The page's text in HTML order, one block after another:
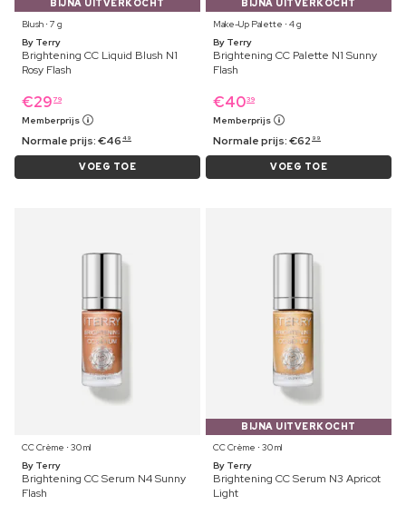
BIJNA UITVERKOCHT
Blush ⋅ 7 g
By Terry
Brightening CC Liquid Blush N1
Rosy Flash
€29 79
Memberprijs
Normale prijs:€46 49
VOEG TOE
BIJNA UITVERKOCHT
Make-Up Palette ⋅ 4 g
By Terry
Brightening CC Palette N1 Sunny
Flash
€4039
Memberprijs
Normale prijs:€62 99
VOEG TOE
CC Crème ⋅ 30 ml
By Terry
Brightening CC Serum N4 Sunny
Flash
BIJNA UITVERKOCHT
CC Crème ⋅ 30 ml
By Terry
Brightening CC Serum N3 Apricot
Light